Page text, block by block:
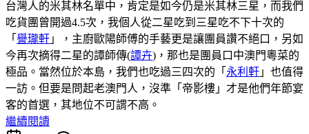
台灣人的米其林名單中，肯定是如今仍是米其林三星，而我們
吃貨團曾開過4.5次，我個人從二星吃到三星吃不下十次的
「 譽瓏軒 」，主廚歐陽師傅的手藝更是讓團員讚不絕口，另如
今再次摘得二星的譚師傳(譚卉)，那也是團員口中澳門粵菜的
極品。當然位於本島，我們也吃過三四次的「 永利軒 」也值得
一訪。但要是問起老澳門人，沒準「帝影樓」才是他們年節宴
客的首選，其地位不可謂不高。
繼續閱讀